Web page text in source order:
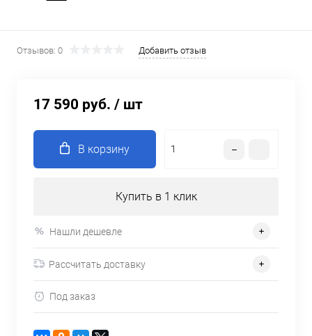
Отзывов: 0 Добавить отзыв
17 590 руб. / шт
В корзину
Купить в 1 клик
Нашли дешевле
Рассчитать доставку
Под заказ